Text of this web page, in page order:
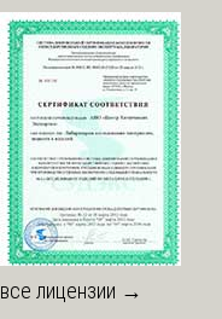
все лицензии →